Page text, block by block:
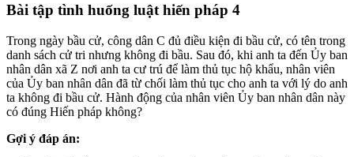
Bài tập tình huống luật hiến pháp 4
Trong ngày bầu cử, công dân C đủ điều kiện đi bầu cử, có tên trong
danh sách cử tri nhưng không đi bầu. Sau đó, khi anh ta đến Ủy ban
nhân dân xã Z nơi anh ta cư trú để làm thủ tục hộ khẩu, nhân viên
của Ủy ban nhân dân đã từ chối làm thủ tục cho anh ta với lý do anh
ta không đi bầu cử. Hành động của nhân viên Ủy ban nhân dân này
có đúng Hiến pháp không?
Gợi ý đáp án: